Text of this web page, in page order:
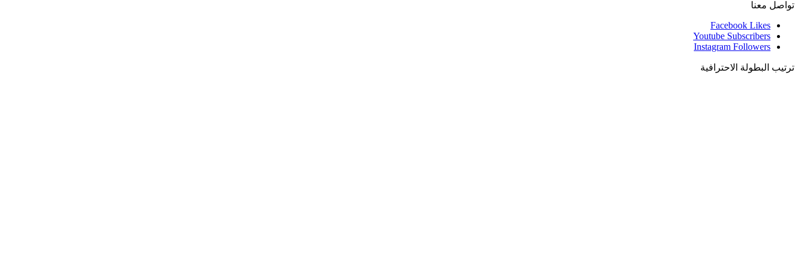
تواصل معنا
Facebook Likes
Youtube Subscribers
Instagram Followers
ترتيب البطولة الاحترافية